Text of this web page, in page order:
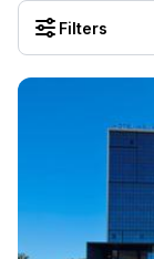
Filters